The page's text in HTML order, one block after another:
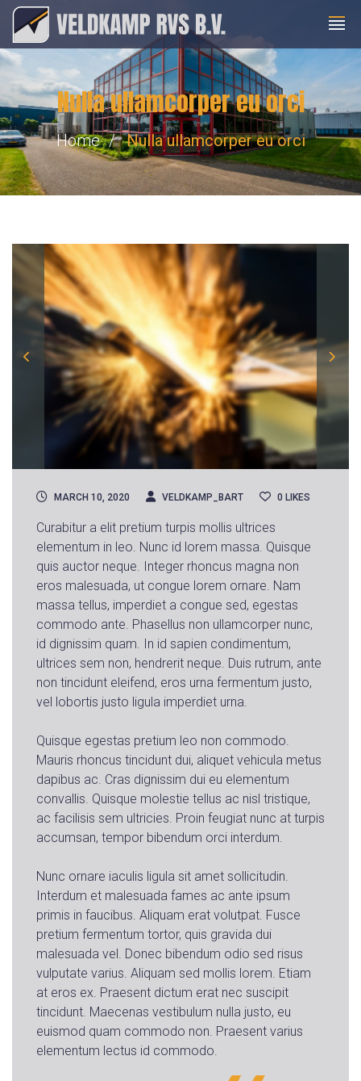
Nulla ullamcorper eu orci
Home Nulla ullamcorper eu orci
MARCH 10, 2020 VELDKAMP_BART 0 LIKES
Curabitur a elit pretium turpis mollis ultrices
elementum in leo. Nunc id lorem massa. Quisque
quis auctor neque. Integer rhoncus magna non
eros malesuada, ut congue lorem ornare. Nam
massa tellus, imperdiet a congue sed, egestas
commodo ante. Phasellus non ullamcorper nunc,
id dignissim quam. In id sapien condimentum,
ultrices sem non, hendrerit neque. Duis rutrum, ante
non tincidunt eleifend, eros urna fermentum justo,
vel lobortis justo ligula imperdiet urna.
Quisque egestas pretium leo non commodo.
Mauris rhoncus tincidunt dui, aliquet vehicula metus
dapibus ac. Cras dignissim dui eu elementum
convallis. Quisque molestie tellus ac nisl tristique,
ac facilisis sem ultricies. Proin feugiat nunc at turpis
accumsan, tempor bibendum orci interdum.
Nunc ornare iaculis ligula sit amet sollicitudin.
Interdum et malesuada fames ac ante ipsum
primis in faucibus. Aliquam erat volutpat. Fusce
pretium fermentum tortor, quis gravida dui
malesuada vel. Donec bibendum odio sed risus
vulputate varius. Aliquam sed mollis lorem. Etiam
at eros ex. Praesent dictum erat nec suscipit
tincidunt. Maecenas vestibulum nulla justo, eu
euismod quam commodo non. Praesent varius
elementum lectus id commodo.